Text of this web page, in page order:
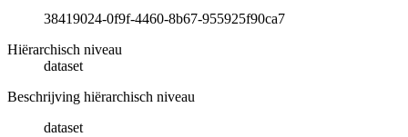
38419024-0f9f-4460-8b67-955925f90ca7
Hiërarchisch niveau
dataset
Beschrijving hiërarchisch niveau
dataset